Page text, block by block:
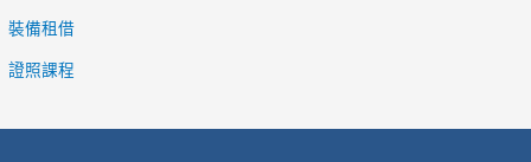
裝備租借
證照課程